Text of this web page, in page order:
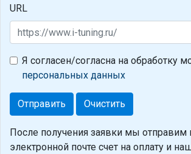
URL
Я согласен/согласна на обработку
персональных данных
Отправить Очистить
После получения заявки мы отправим
электронной почте счет на оплату и